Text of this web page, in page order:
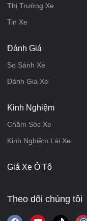
Thị Trường Xe
Tin Xe
Đánh Giá
So Sánh Xe
Đánh Giá Xe
Kinh Nghiệm
Chăm Sóc Xe
Kinh Nghiệm Lái Xe
Giá Xe Ô Tô
Theo dõi chúng tôi